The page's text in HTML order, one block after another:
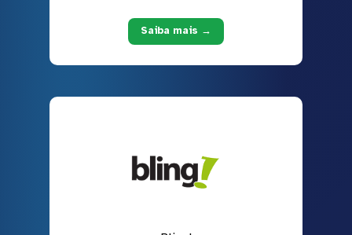
Saiba mais →